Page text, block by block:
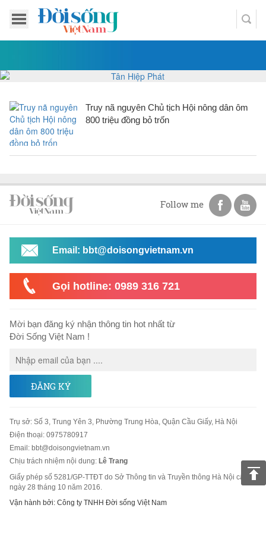
Truy nã nguyên Chủ tịch Hội nông dân ôm
800 triệu đồng bỏ trốn
Follow me
Email: bbt@doisongvietnam.vn
Gọi hotline: 0989 316 721
Mời bạn đăng ký nhận thông tin hot nhất từ
Đời Sống Việt Nam !
ĐĂNG KÝ
Trụ sở: Số 3, Trung Yên 3, Phường Trung Hòa, Quận Cầu Giấy, Hà Nội
Điện thoại: 0975780917
Email : bbt@doisongvietnam.vn
Chịu trách nhiệm nội dung: Lê Trang
Giấy phép số 5281/GP-TTĐT do Sở Thông tin và Truyền thông Hà Nội cấp
ngày 28 tháng 10 năm 2016.
Vận hành bởi: Công ty TNHH Đời sống Việt Nam